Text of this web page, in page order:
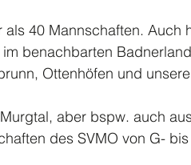
40 Mannschaften. Auch
benachbarten Badnerland
Ottenhöfen und unsere
aber bspw. auch
des SVMO von G-